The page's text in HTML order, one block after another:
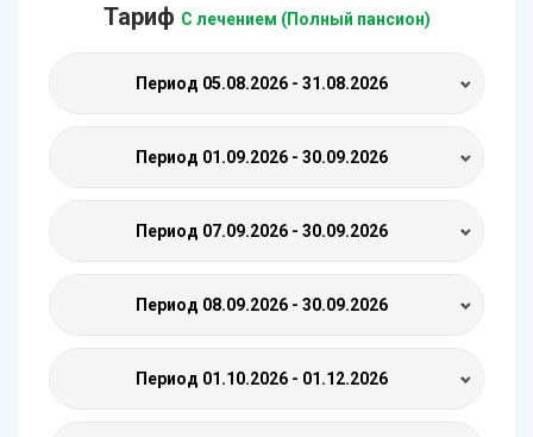
Тариф С лечением (Полный пансион)
Период 05.08.2026 - 31.08.2026
Период 01.09.2026 - 30.09.2026
Период 07.09.2026 - 30.09.2026
Период 08.09.2026 - 30.09.2026
Период 01.10.2026 - 01.12.2026